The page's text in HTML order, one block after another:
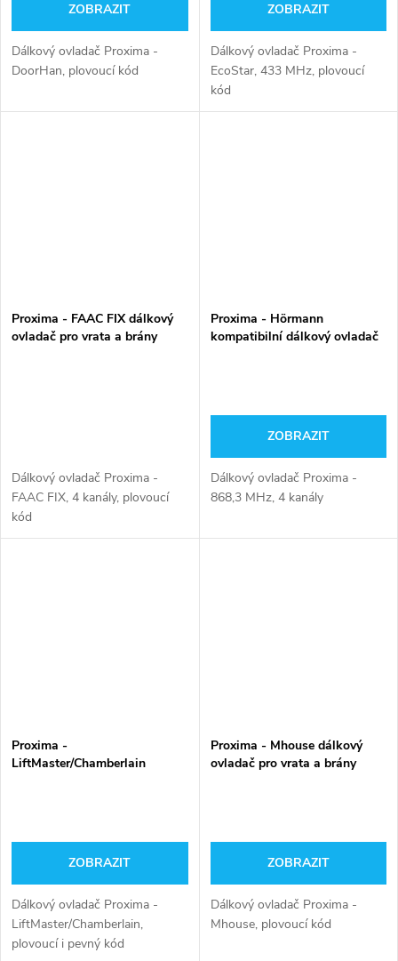
ZOBRAZIT
Dálkový ovladač Proxima -
DoorHan, plovoucí kód
ZOBRAZIT
Dálkový ovladač Proxima -
EcoStar, 433 MHz, plovoucí
kód
Proxima - FAAC FIX dálkový
ovladač pro vrata a brány
Dálkový ovladač Proxima -
FAAC FIX, 4 kanály, plovoucí
kód
Proxima - Hörmann
kompatibilní dálkový ovladač
ZOBRAZIT
Dálkový ovladač Proxima -
868,3 MHz, 4 kanály
Proxima -
LiftMaster/Chamberlain
ZOBRAZIT
Dálkový ovladač Proxima -
LiftMaster/Chamberlain,
plovoucí i pevný kód
Proxima - Mhouse dálkový
ovladač pro vrata a brány
ZOBRAZIT
Dálkový ovladač Proxima -
Mhouse, plovoucí kód